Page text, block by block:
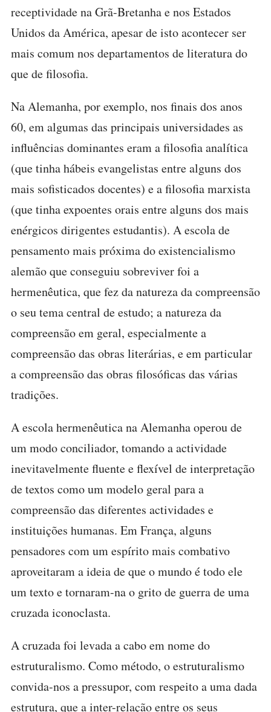
receptividade na Grã-Bretanha e nos Estados
Unidos da América, apesar de isto acontecer ser
mais comum nos departamentos de literatura do
que de filosofia.
Na Alemanha, por exemplo, nos finais dos anos
60, em algumas das principais universidades as
influências dominantes eram a filosofia analítica
(que tinha hábeis evangelistas entre alguns dos
mais sofisticados docentes) e a filosofia marxista
(que tinha expoentes orais entre alguns dos mais
enérgicos dirigentes estudantis). A escola de
pensamento mais próxima do existencialismo
alemão que conseguiu sobreviver foi a
hermenêutica, que fez da natureza da compreensão
o seu tema central de estudo; a natureza da
compreensão em geral, especialmente a
compreensão das obras literárias, e em particular
a compreensão das obras filosóficas das várias
tradições.
A escola hermenêutica na Alemanha operou de
um modo conciliador, tomando a actividade
inevitavelmente fluente e flexível de interpretação
de textos como um modelo geral para a
compreensão das diferentes actividades e
instituições humanas. Em França, alguns
pensadores com um espírito mais combativo
aproveitaram a ideia de que o mundo é todo ele
um texto e tornaram-na o grito de guerra de uma
cruzada iconoclasta.
A cruzada foi levada a cabo em nome do
estruturalismo. Como método, o estruturalismo
convida-nos a pressupor, com respeito a uma dada
estrutura, que a inter-relação entre os seus